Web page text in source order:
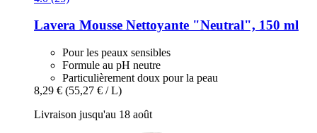
Lavera Mousse Nettoyante "Neutral", 150 ml
Pour les peaux sensibles
Formule au pH neutre
Particulièrement doux pour la peau
8,29 € (55,27 € / L)
Livraison jusqu'au 18 août